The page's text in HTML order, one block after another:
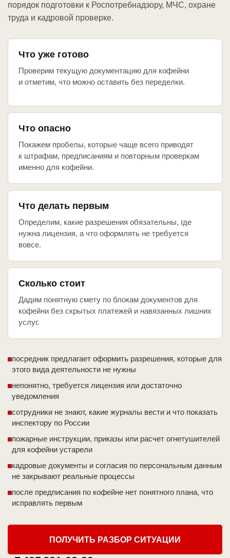
порядок подготовки к Роспотребнадзору, МЧС, охране
труда и кадровой проверке.
Что уже готово
Проверим текущую документацию для кофейни
и отметим, что можно оставить без переделки.
Что опасно
Покажем пробелы, которые чаще всего приводят
к штрафам, предписаниям и повторным проверкам
именно для кофейни.
Что делать первым
Определим, какие разрешения обязательны, где
нужна лицензия, а что оформлять не требуется
вовсе.
Сколько стоит
Дадим понятную смету по блокам документов для
кофейни без скрытых платежей и навязанных лишних
услуг.
посредник предлагает оформить разрешения, которые для
этого вида деятельности не нужны
непонятно, требуется лицензия или достаточно
уведомления
сотрудники не знают, какие журналы вести и что показать
инспектору по России
пожарные инструкции, приказы или расчет огнетушителей
для кофейни устарели
кадровые документы и согласия по персональным данным
не закрывают реальные процессы
после предписания по кофейне нет понятного плана, что
исправлять первым
ПОЛУЧИТЬ РАЗБОР СИТУАЦИИ